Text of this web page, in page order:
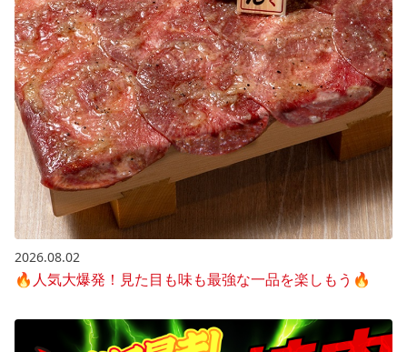
2026.08.02
🔥人気大爆発！見た目も味も最強な一品を楽しもう🔥